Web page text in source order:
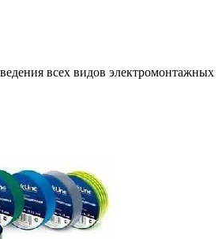
всех видов электромонтажных